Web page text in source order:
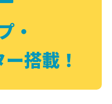
・
搭載！